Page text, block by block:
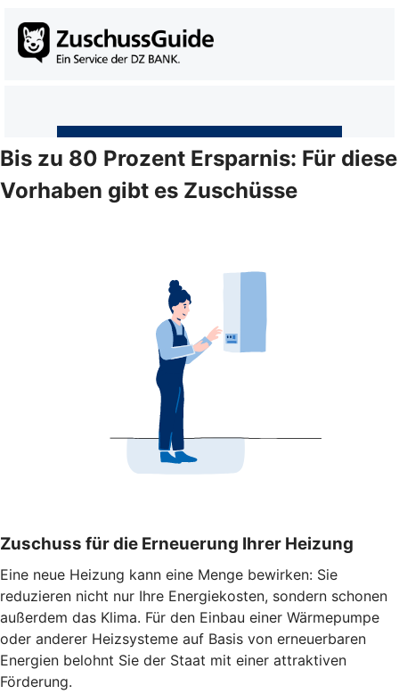
Bis zu 80 Prozent Ersparnis: Für diese
Vorhaben gibt es Zuschüsse
Zuschuss für die Erneuerung Ihrer Heizung
Eine neue Heizung kann eine Menge bewirken: Sie
reduzieren nicht nur Ihre Energiekosten, sondern schonen
außerdem das Klima. Für den Einbau einer Wärmepumpe
oder anderer Heizsysteme auf Basis von erneuerbaren
Energien belohnt Sie der Staat mit einer attraktiven
Förderung.